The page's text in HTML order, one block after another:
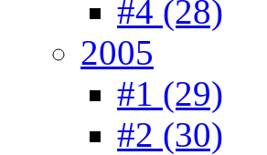
#4 (28)
2005
#1 (29)
#2 (30)